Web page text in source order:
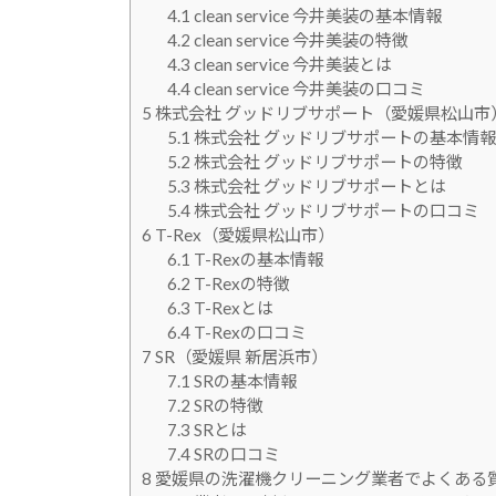
4.1 clean service 今井美装の基本情報
4.2 clean service 今井美装の特徴
4.3 clean service 今井美装とは
4.4clean service 今井美装の口コミ
5 株式会社 グッドリブサポート（愛媛県松山市
5.1 株式会社 グッドリブサポートの基本情報
5.2 株式会社 グッドリブサポートの特徴
5.3 株式会社 グッドリブサポートとは
5.4株式会社 グッドリブサポートの口コミ
6 T-Rex（愛媛県松山市）
6.1 T-Rexの基本情報
6.2 T-Rexの特徴
6.3 T-Rexとは
6.4T-Rexの口コミ
7 SR（愛媛県 新居浜市）
7.1 SRの基本情報
7.2 SRの特徴
7.3 SRとは
7.4SRの口コミ
8 愛媛県の洗濯機クリーニング業者でよくある